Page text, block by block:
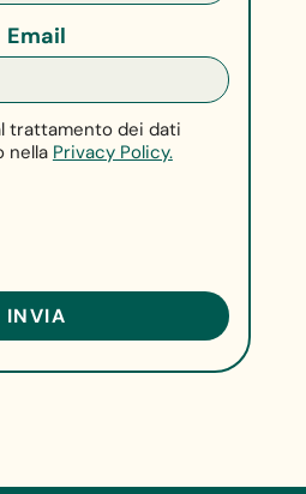
Email
trattamento dei dati
nella Privacy Policy.